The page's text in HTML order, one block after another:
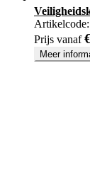
Artikelcode:
Prijs vanaf
Meer